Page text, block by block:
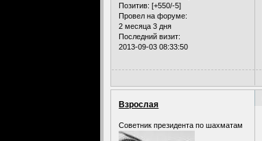
Позитив: [+550/-5]
Провел на форуме:
2 месяца 3 дня
Последний визит:
2013-09-03 08:33:50
Взрослая
Советник президента по шахматам